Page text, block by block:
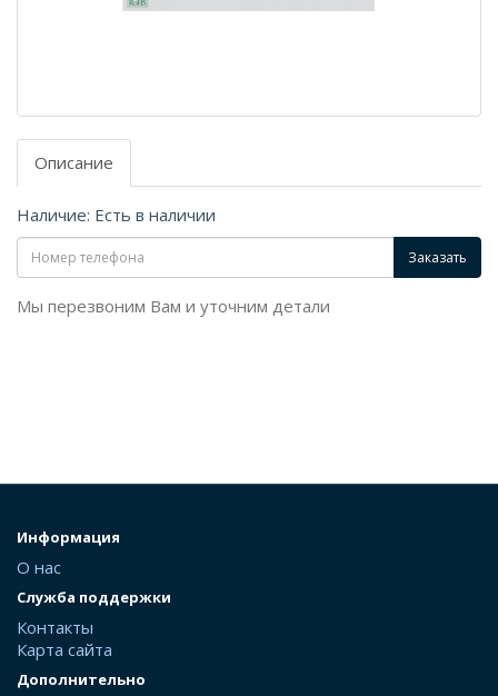
Описание
Наличие: Есть в наличии
Заказать
Мы перезвоним Вам и уточним детали
Информация
О нас
Служба поддержки
Контакты
Карта сайта
Дополнительно